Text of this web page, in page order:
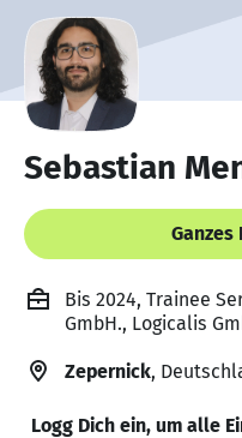
Sebastian
Bis 2024, Trainee
GmbH., Logicalis
Zepernick,
Logg Dich ein, um alle